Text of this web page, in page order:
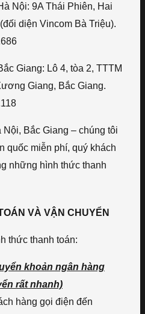
Nội: 9A Thái Phiên, Hai
diện Vincom Bà Triệu).
Giang: Lô 4, tòa 2, TTTM
Giang, Bắc Giang.
Bắc Giang – chúng tôi
quốc miễn phí, quý khách
những hình thức thanh
VÀ VẬN CHUYỂN
thức thanh toán:
khoản ngân hàng
rất nhanh)
hàng gọi điện đến